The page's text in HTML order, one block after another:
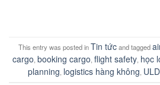
This entry was posted inTin tứcand tagged
cargo booking cargo flight safety học
planning logistics hàng không ULD,